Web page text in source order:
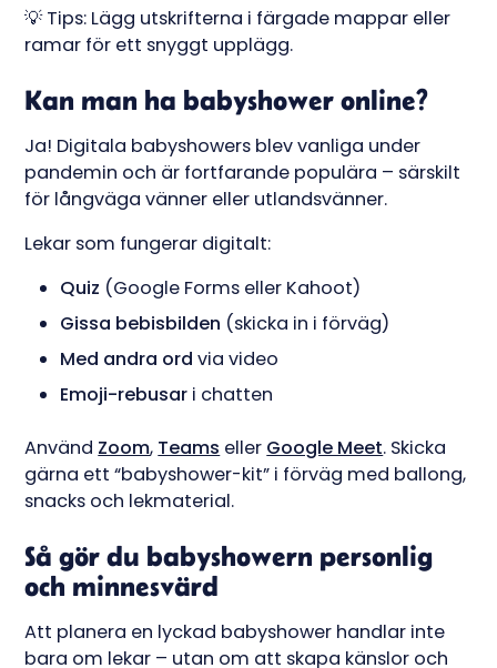
💡 Tips: Lägg utskrifterna i färgade mappar eller
ramar för ett snyggt upplägg.
Kan man ha babyshower online?
Ja! Digitala babyshowers blev vanliga under
pandemin och är fortfarande populära – särskilt
för långväga vänner eller utlandsvänner.
Lekar som fungerar digitalt:
Quiz (Google Forms eller Kahoot)
Gissa bebisbilden (skicka in i förväg)
Med andra ord via video
Emoji-rebusar i chatten
Använd Zoom, Teams eller Google Meet. Skicka
gärna ett “babyshower-kit” i förväg med ballong,
snacks och lekmaterial.
Så gör du babyshowern personlig
och minnesvärd
Att planera en lyckad babyshower handlar inte
bara om lekar – utan om att skapa känslor och